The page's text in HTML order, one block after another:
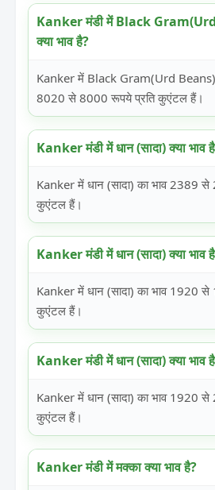
Kanker मंडी में Black
क्या भाव है?
Kanker में Black Gram(Urd
8020 से 8000 रूपये प्रति कुएंटल हैं।
Kanker मंडी में धान (सादा) क्या भाव
Kanker में धान (सादा) का भाव 2389
कुएंटल हैं।
Kanker मंडी में धान (सादा) क्या भाव
Kanker में धान (सादा) का भाव 1920
कुएंटल हैं।
Kanker मंडी में धान (सादा) क्या भाव
Kanker में धान (सादा) का भाव 1920
कुएंटल हैं।
Kanker मंडी में मक्का क्या भाव है?